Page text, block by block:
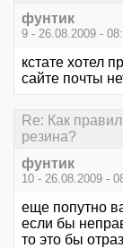
фунтик
9 - 26.08.2009 -
кстате хотел
сайте почты
Re: Как
резина?
фунтик
10 - 26.08.2009 -
еще попутно
если бы
то это бы